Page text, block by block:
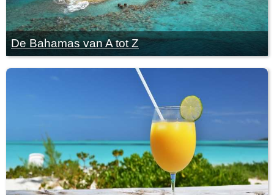
De Bahamas van A tot Z